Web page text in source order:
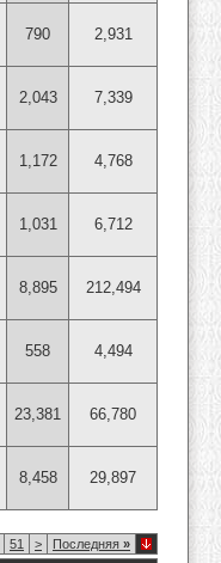
790 2,931
2,043 7,339
1,172 4,768
1,031 6,712
8,895 212,494
558 4,494
23,381 66,780
8,458 29,897
51 > Последняя »